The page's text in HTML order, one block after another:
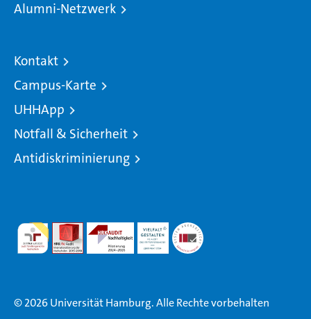
Alumni-Netzwerk
Kontakt
Campus-Karte
UHHApp
Notfall & Sicherheit
Antidiskriminierung
© 2026 Universität Hamburg. Alle Rechte vorbehalten